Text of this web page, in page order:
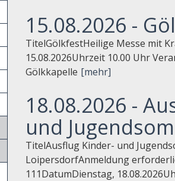
15.08.2026 -
TitelGölkfestHeilige Messe mit
15.08.2026Uhrzeit 10.00 Uhr
Gölkkapelle [mehr]
18.08.2026 -
und
TitelAusflug Kinder- und
LoipersdorfAnmeldung
111DatumDienstag,